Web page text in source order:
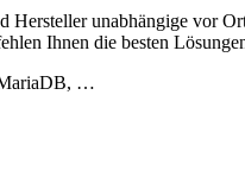
Hersteller unabhängige vor
Ihnen die besten
MariaDB, …